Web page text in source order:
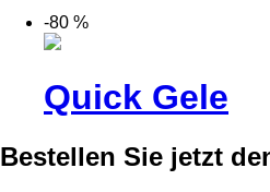
-80 %
Quick Gele
Bestellen Sie jetzt